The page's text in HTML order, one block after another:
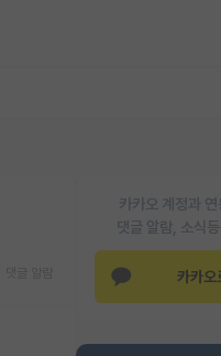
카카오 계정과
댓글 알람, 소식
카카오